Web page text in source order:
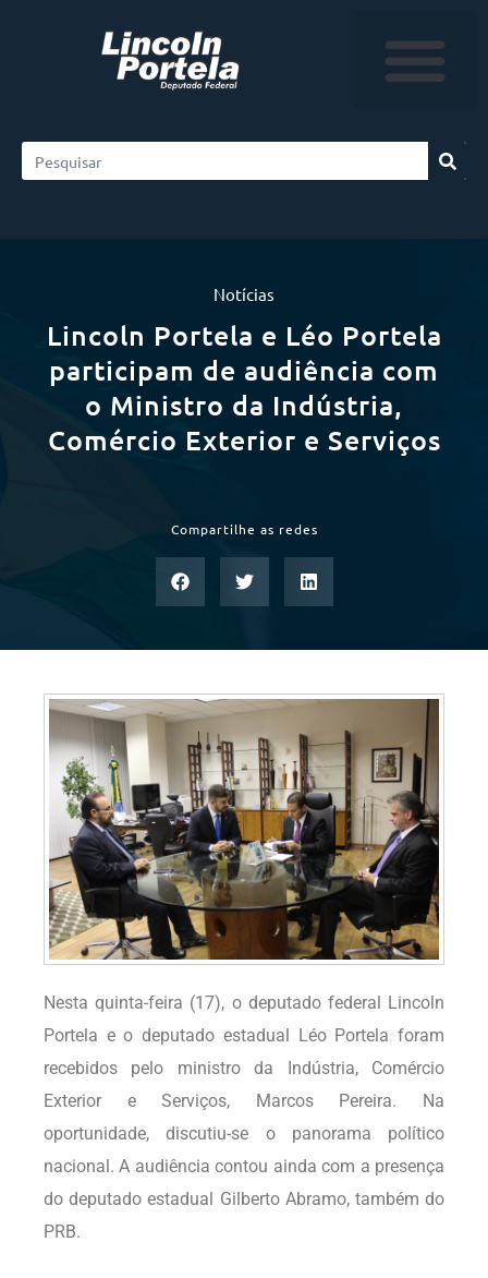
Notícias
Lincoln Portela e Léo Portela
participam de audiência com
o Ministro da Indústria,
Comércio Exterior e Serviços
Compartilhe as redes
Nesta quinta-feira (17), o deputado federal Lincoln
Portela e o deputado estadual Léo Portela foram
recebidos pelo ministro da Indústria, Comércio
Exterior e Serviços, Marcos Pereira. Na
oportunidade, discutiu-se o panorama político
nacional. A audiência contou ainda com a presença
do deputado estadual Gilberto Abramo, também do
PRB.